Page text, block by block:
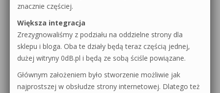
znacznie częściej.
Większa integracja
Zrezygnowaliśmy z podziału na oddzielne strony dla
sklepu i bloga. Oba te działy będą teraz częścią jednej,
dużej witryny 0dB.pl i będą ze sobą ściśle powiązane.
Głównym założeniem było stworzenie możliwie jak
najprostszej w obsłudze strony internetowej. Dlatego też